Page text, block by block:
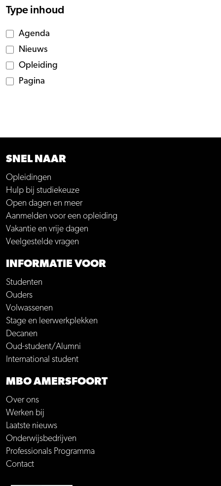
Type inhoud
Agenda
Nieuws
Opleiding
Pagina
SNEL NAAR
Opleidingen
Hulp bij studiekeuze
Open dagen en meer
Aanmelden voor een opleiding
Vakantie en vrije dagen
Veelgestelde vragen
INFORMATIE VOOR
Studenten
Ouders
Volwassenen
Stage en leerwerkplekken
Decanen
Oud-student/Alumni
International student
MBO AMERSFOORT
Over ons
Werken bij
Laatste nieuws
Onderwijsbedrijven
Professionals Programma
Contact